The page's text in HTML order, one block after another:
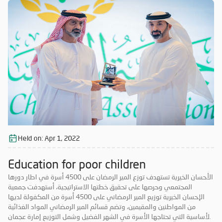
الغذائية الأساسية تغطي احتياجاتهم طوال الشهر الكريم، بهدف تخفيف
الأعباء المادية ونشر روح الأخاء والتكافل الاجتماعي بين أفراد المجتمع، مشيراً
إلى أن الجمعية اتخذت التدابير الاحترازية والوقائية في عملية التوزيع مع
مراعاة الوقت المناسب ليكون ملائماً للمستفيدين، بالإضافة لتقديم الخدمة
بكل سهولة ويسر وتحقيق أعلى معدلات الصحة والسلامة، وذلك بالتعاون مع
مجلس تنسيق العمل الخيري ومؤسسة محمد بن راشد الخيرية والشرطة
المجتمعية بعجمان.، وثمنت جمعية الإحسان الخيرية دور المحسنين وأصحاب
الأيادي البيضاء الكبير في دعم هذا المشروع والذي تنفذه الجمعية ضمن
حملتها الرمضانية ما يساهم في تلبية احتياجات الأسر المتعففة ومحدودي
الدخل من المواطنين والمقيمين، وما يحقق المشاركة المجتمعية وتأدية
الواجب الخيري والإنساني تجاه هذه الفئات ، وخاصة في هذه الأيام المباركة
Held on:Apr 1, 2022
Education for poor children
الأحسان الخيرية تستهدف توزع المير الرمضان على 4500 أسرة في اطار دورها
المجتمعي وحرصها على تحقيق خطتها الاستراتيجية، أستهدفت جمعية
الإحسان الخيرية توزيع المير الرمضاني على 4500 أسرة من المكفولة لديها
من المواطنين والمقيمين، وتضم قسائم المير الرمضاني المواد الغذائية
الأساسية التي تحتاجها الأسرة في الشهر الفضيل وشمل التوزيع إمارة عجمان